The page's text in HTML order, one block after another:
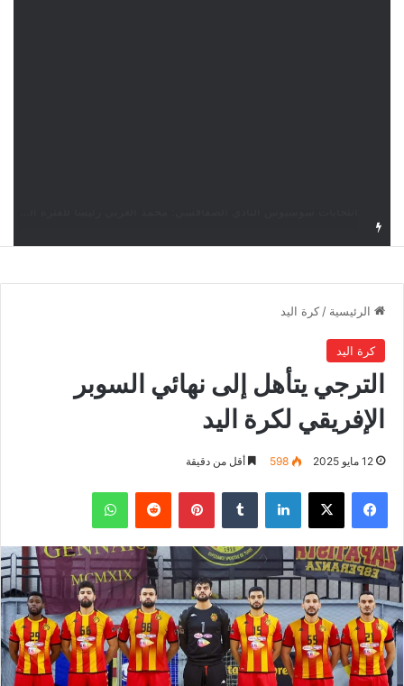
الرئيسية / كرة اليد
كرة اليد
الترجي يتأهل إلى نهائي السوبر
الإفريقي لكرة اليد
12 مايو 2025 598 أقل من دقيقة
فيسبوك ‫X لينكدإن بينتيريست واتساب